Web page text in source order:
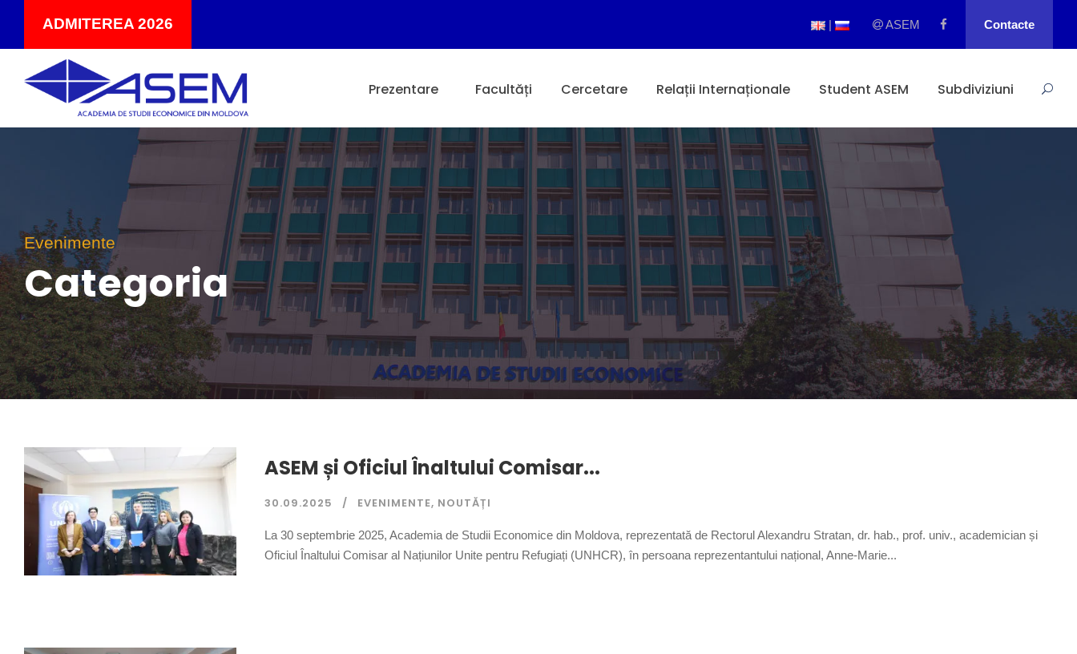
ADMITEREA 2026 | ASEM Contacte
Prezentare Facultăți Cercetare Relații Internaționale Student ASEM Subdiviziuni
Evenimente
Categoria
ASEM și Oficiul Înaltului Comisar...
30.09.2025 EVENIMENTE, NOUTĂȚI
La 30 septembrie 2025, Academia de Studii Economice din Moldova, reprezentată de Rectorul Alexandru Stratan, dr. hab., prof. univ., academician și
Oficiul Înaltului Comisar al Națiunilor Unite pentru Refugiați (UNHCR), în persoana reprezentantului național, Anne-Marie...